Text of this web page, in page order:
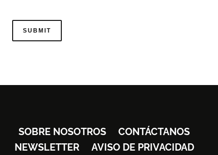
SOBRE NOSOTROS
CONTÁCTANOS
NEWSLETTER
AVISO DE PRIVACIDAD